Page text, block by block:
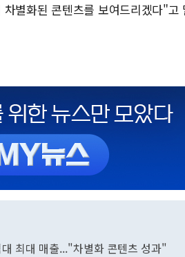
별화된 콘텐츠를 보여드리겠다"고
최대 매출..."차별화 콘텐츠 성과"